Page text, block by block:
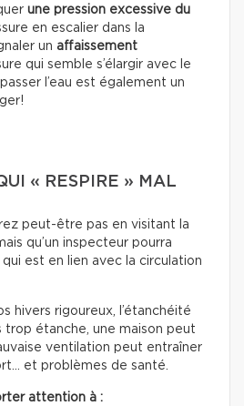
une pression excessive du
en escalier dans la
un affaissement
qui semble s’élargir avec le
l’eau est également un
« RESPIRE » MAL
peut-être pas en visitant la
qu’un inspecteur pourra
est en lien avec la circulation
hivers rigoureux, l’étanchéité
trop étanche, une maison peut
ventilation peut entraîner
et problèmes de santé.
attention à :